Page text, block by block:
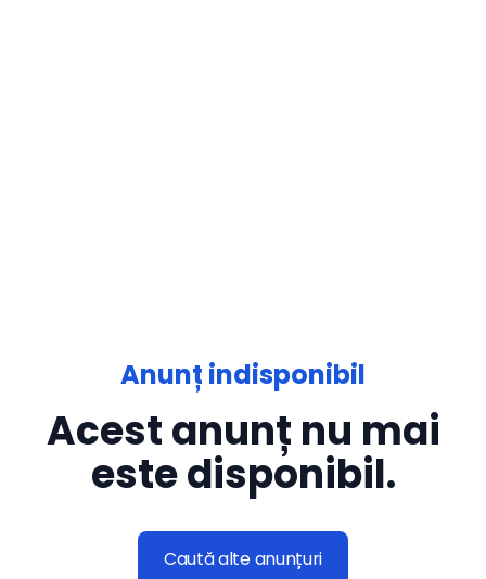
Anunț indisponibil
Acest anunț nu mai
este disponibil.
Caută alte anunțuri